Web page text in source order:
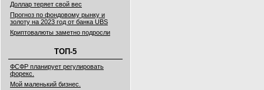
Доллар теряет свой вес
Прогноз по фондовому рынку и
золоту на 2023 год от банка UBS
Криптовалюты заметно подросли
ТОП-5
ФСФР планирует регулировать
форекс.
Мой маленький бизнес.